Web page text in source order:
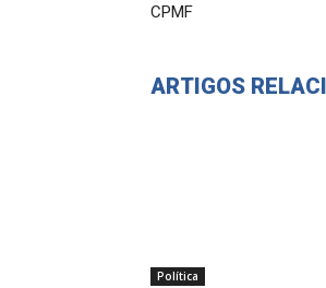
CPMF
ARTIGOS
Política